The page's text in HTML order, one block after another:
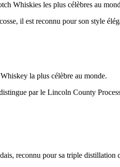
Whiskies les plus célèbres au
il est reconnu pour son style
la plus célèbre au monde.
par le Lincoln County
reconnu pour sa triple